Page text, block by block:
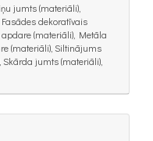
jumts (materiāli),
dekoratīvais
(materiāli), Metāla
(materiāli), Siltinājums
jumts (materiāli),